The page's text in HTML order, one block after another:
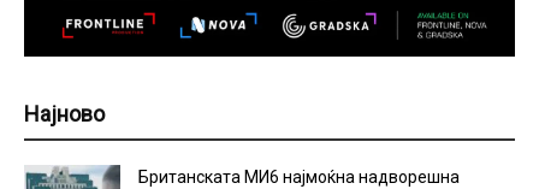
Најново
Британската МИ6 најмоќна надворешна